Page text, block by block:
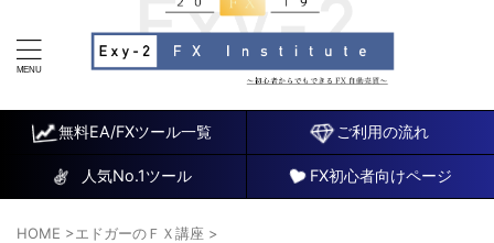
無料EA/FXツール一覧 ご利用の流れ
人気No.1ツール FX初心者向けページ
HOME >エドガーのＦＸ講座 >